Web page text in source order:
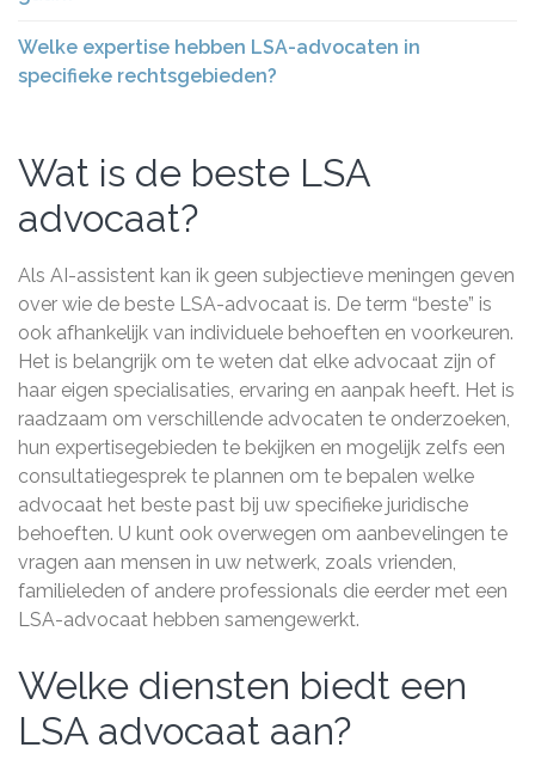
Welke expertise hebben LSA-advocaten in
specifieke rechtsgebieden?
Wat is de beste LSA
advocaat?
Als AI-assistent kan ik geen subjectieve meningen geven
over wie de beste LSA-advocaat is. De term “beste” is
ook afhankelijk van individuele behoeften en voorkeuren.
Het is belangrijk om te weten dat elke advocaat zijn of
haar eigen specialisaties, ervaring en aanpak heeft. Het is
raadzaam om verschillende advocaten te onderzoeken,
hun expertisegebieden te bekijken en mogelijk zelfs een
consultatiegesprek te plannen om te bepalen welke
advocaat het beste past bij uw specifieke juridische
behoeften. U kunt ook overwegen om aanbevelingen te
vragen aan mensen in uw netwerk, zoals vrienden,
familieleden of andere professionals die eerder met een
LSA-advocaat hebben samengewerkt.
Welke diensten biedt een
LSA advocaat aan?